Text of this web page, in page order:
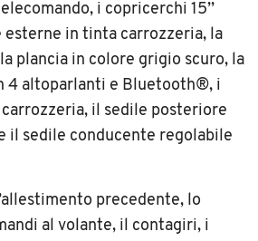
i copricerchi 15’’
esterne in tinta carrozzeria, la
plancia in colore grigio scuro, la
4 altoparlanti e Bluetooth®, i
il sedile posteriore
sedile conducente regolabile
precedente, lo
al volante, il contagiri, i